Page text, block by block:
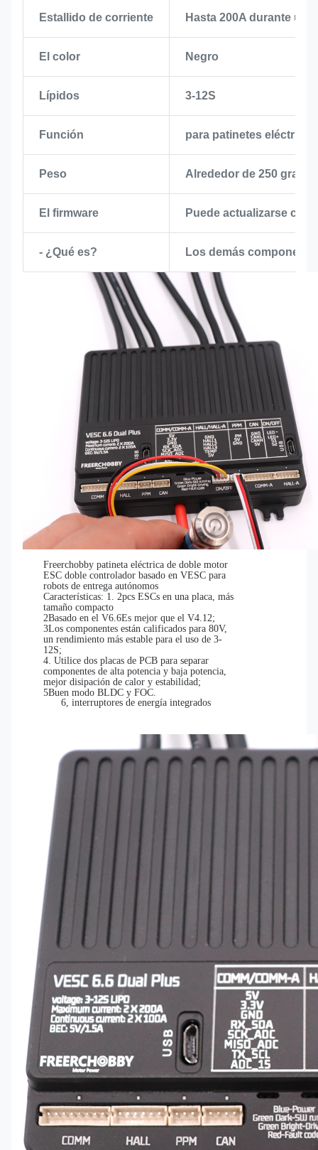
Estallido de corriente Hasta 200A durante
El color Negro
Lípidos 3-12S
Función para patinetes
Peso Alrededor de 250
El firmware Puede actualizarse con
- ¿Qué es? Los demás
Freerchobby patineta eléctrica de doble motor
ESC doble controlador basado en VESC para
robots de entrega autónomos
Características: 1. 2pcs ESCs en una placa, más
tamaño compacto
2Basado en el V6.6Es mejor que el V4.12;
3Los componentes están calificados para 80V,
un rendimiento más estable para el uso de 3-
12S;
4. Utilice dos placas de PCB para separar
componentes de alta potencia y baja potencia,
mejor disipación de calor y estabilidad;
5Buen modo BLDC y FOC.
6, interruptores de energía integrados